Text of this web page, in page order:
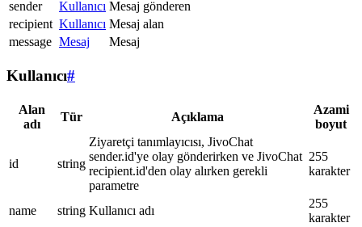
sender Kullanıcı Mesaj gönderen
recipient Kullanıcı Mesaj alan
message Mesaj Mesaj
Kullanıcı#
Alan
adı
Tür Açıklama
Azami
boyut
id string
Ziyaretçi tanımlayıcısı, JivoChat
sender.id'ye olay gönderirken ve JivoChat
recipient.id'den olay alırken gerekli
parametre
255
karakter
name string Kullanıcı adı
255
karakter